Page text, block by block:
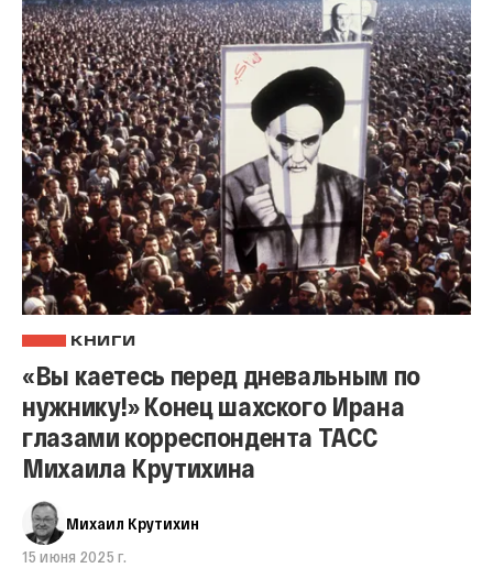
КНИГИ
«Вы каетесь перед дневальным по
нужнику!» Конец шахского Ирана
глазами корреспондента ТАСС
Михаила Крутихина
Михаил Крутихин
15 июня 2025 г.